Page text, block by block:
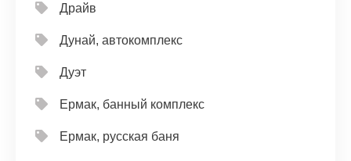
Драйв
Дунай, автокомплекс
Дуэт
Ермак, банный комплекс
Ермак, русская баня